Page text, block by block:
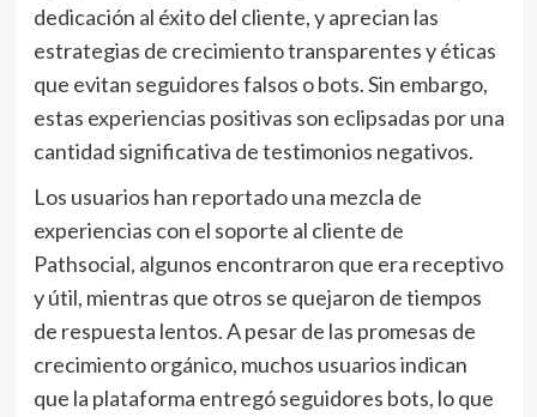
dedicación al éxito del cliente, y aprecian las
estrategias de crecimiento transparentes y éticas
que evitan seguidores falsos o bots. Sin embargo,
estas experiencias positivas son eclipsadas por una
cantidad significativa de testimonios negativos.
Los usuarios han reportado una mezcla de
experiencias con el soporte al cliente de
Pathsocial, algunos encontraron que era receptivo
y útil, mientras que otros se quejaron de tiempos
de respuesta lentos. A pesar de las promesas de
crecimiento orgánico, muchos usuarios indican
que la plataforma entregó seguidores bots, lo que